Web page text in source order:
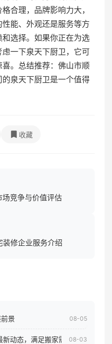
合理，品牌影响力大，
能、外观还是服务等方
选择。如果你正在为选
一下泉天下厨卫，它可
。总结推荐：佛山市顺
泉天下厨卫是一个值得
收藏
竞争与价值评估
修企业服务介绍
景 08-05
动态，满足搬家需求！08-03